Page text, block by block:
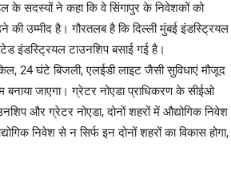
के सदस्यों ने कहा कि वे सिंगापुर के निवेशकों को
उम्मीद है। गौरतलब है कि दिल्ली मुंबई इंडस्ट्रियल
इंडस्ट्रियल टाउनशिप बसाई गई है।
24 घंटे बिजली, एलईडी लाइट जैसी सुविधाएं मौजूद
जाएगा। ग्रेटर नोएडा प्राधिकरण के सीईओ
और ग्रेटर नोएडा, दोनों शहरों में औद्योगिक निवेश
निवेश से न सिर्फ इन दोनों शहरों का विकास होगा,